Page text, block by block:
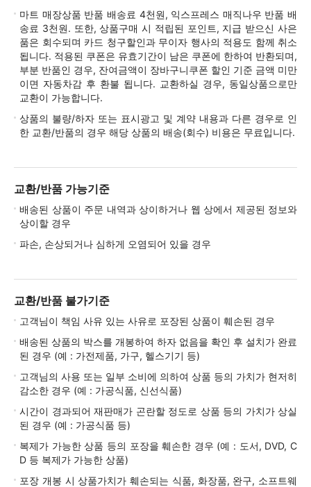
마트 매장상품 반품 배송료 4천원, 익스프레스 매직나우 반품 배
송료 3천원. 또한, 상품구매 시 적립된 포인트, 지급 받으신 사은
품은 회수되며 카드 청구할인과 무이자 행사의 적용도 함께 취소
됩니다. 적용된 쿠폰은 유효기간이 남은 쿠폰에 한하여 반환되며,
부분 반품인 경우, 잔여금액이 장바구니쿠폰 할인 기준 금액 미만
이면 자동차감 후 환불 됩니다. 교환하실 경우, 동일상품으로만
교환이 가능합니다.
상품의 불량/하자 또는 표시광고 및 계약 내용과 다른 경우로 인
한 교환/반품의 경우 해당 상품의 배송(회수) 비용은 무료입니다.
교환/반품 가능기준
배송된 상품이 주문 내역과 상이하거나 웹 상에서 제공된 정보와
상이할 경우
파손, 손상되거나 심하게 오염되어 있을 경우
교환/반품 불가기준
고객님이 책임 사유 있는 사유로 포장된 상품이 훼손된 경우
배송된 상품의 박스를 개봉하여 하자 없음을 확인 후 설치가 완료
된 경우 (예 : 가전제품, 가구, 헬스기기 등)
고객님의 사용 또는 일부 소비에 의하여 상품 등의 가치가 현저히
감소한 경우 (예 : 가공식품, 신선식품)
시간이 경과되어 재판매가 곤란할 정도로 상품 등의 가치가 상실
된 경우 (예 : 가공식품 등)
복제가 가능한 상품 등의 포장을 훼손한 경우 (예 : 도서, DVD, C
D 등 복제가 가능한 상품)
포장 개봉 시 상품가치가 훼손되는 식품, 화장품, 완구, 소프트웨